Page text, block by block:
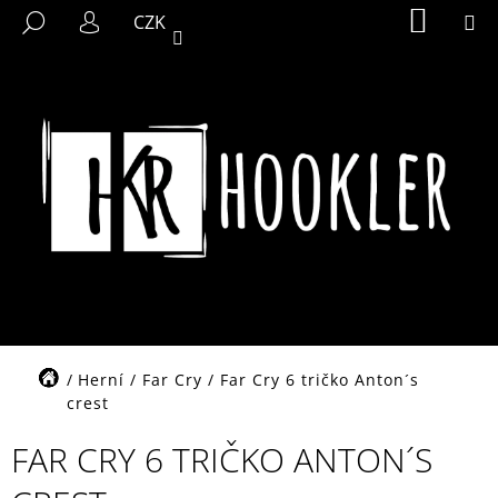
Přejít
HLEDAT
PŘIHLÁŠENÍ
CZK KOŠÍK
Domů
Herní / Far Cry / Far Cry 6 tričko Anton´s
crest
FAR CRY 6 TRIČKO ANTON´S
U
T
E